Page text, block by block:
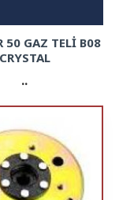
50 GAZ TELİ B08
CRYSTAL
..